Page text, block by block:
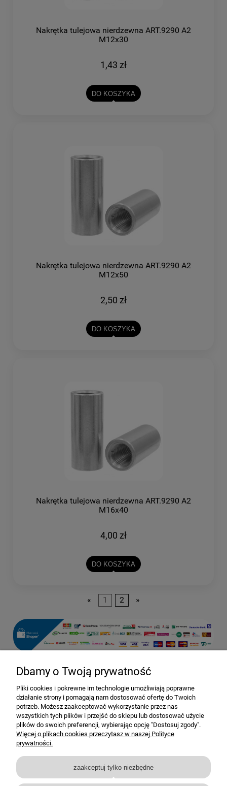
Nakrętka tulejowa nierdzewna ART.9290 A2
M12x30
1,43 zł
DO KOSZYKA
Nakrętka tulejowa nierdzewna ART.9290 A2
M12x50
2,50 zł
DO KOSZYKA
Nakrętka tulejowa nierdzewna ART.9290 A2
M16x40
4,00 zł
DO KOSZYKA
« 1 2 »
Dostawa i dostawa
Moje konto
Gwarancja i zwroty
O firmie
Dbamy o Twoją prywatność
Pliki cookies i pokrewne im technologie umożliwiają poprawne
działanie strony i pomagają nam dostosować ofertę do Twoich
potrzeb. Możesz zaakceptować wykorzystanie przez nas
wszystkich tych plików i przejść do sklepu lub dostosować użycie
plików do swoich preferencji, wybierając opcję "Dostosuj zgody".
Więcej o plikach cookies przeczytasz w naszej Polityce
prywatności.
zaakceptuj tylko niezbędne